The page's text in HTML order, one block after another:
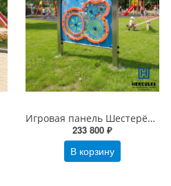
Игровая панель Шестерёнки
233 800 ₽
В корзину